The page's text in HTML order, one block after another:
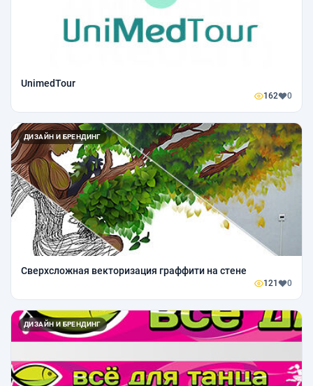
UnimedTour
162 0
ДИЗАЙН И БРЕНДИНГ
Сверхсложная векторизация граффити на стене
121 0
ДИЗАЙН И БРЕНДИНГ